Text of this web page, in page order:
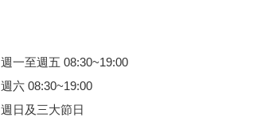
週一至週五 08:30~19:00
週六 08:30~19:00
週日及三大節日